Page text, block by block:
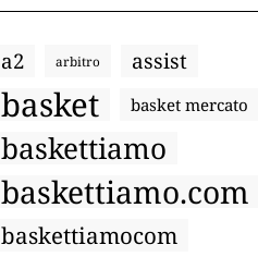
a2 arbitro assist
basket basket mercato
baskettiamo
baskettiamo.com
baskettiamocom